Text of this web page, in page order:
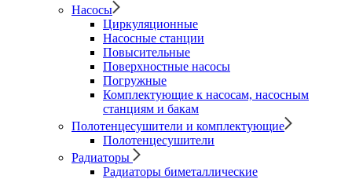
Насосы
Циркуляционные
Насосные станции
Повысительные
Поверхностные насосы
Погружные
Комплектующие к насосам, насосным
станциям и бакам
Полотенцесушители и комплектующие
Полотенцесушители
Радиаторы
Радиаторы биметаллические